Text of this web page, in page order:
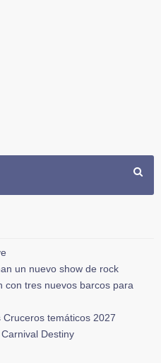
un nuevo show de rock
con tres nuevos barcos para
temáticos 2027
Destiny